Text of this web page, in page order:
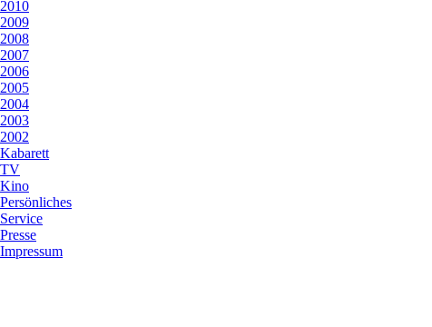
2010
2009
2008
2007
2006
2005
2004
2003
2002
Kabarett
TV
Kino
Persönliches
Service
Presse
Impressum